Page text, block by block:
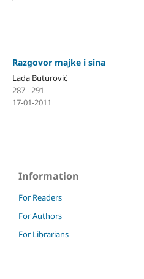
Razgovor majke i sina
Lada Buturović
287 - 291
17-01-2011
Information
For Readers
For Authors
For Librarians